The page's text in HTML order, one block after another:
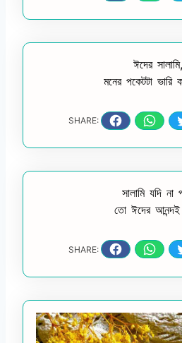
ঈদের সালামি,
মনের পকেটটা ভারি
SHARE:
সালামি যদি না
তো ঈদের
SHARE: